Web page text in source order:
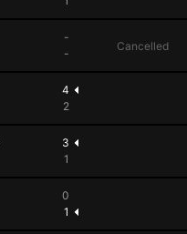
-
-
Cancelled
4
2
3
1
0
1